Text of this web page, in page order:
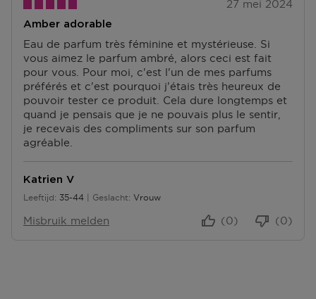
27 mei 2024
Amber adorable
Eau de parfum très féminine et mystérieuse. Si
vous aimez le parfum ambré, alors ceci est fait
pour vous. Pour moi, c'est l'un de mes parfums
préférés et c'est pourquoi j'étais très heureux de
pouvoir tester ce produit. Cela dure longtemps et
quand je pensais que je ne pouvais plus le sentir,
je recevais des compliments sur son parfum
agréable.
Katrien V
Leeftijd
35 tot 4435-44 Geslacht Vrouw
Misbruik melden (0)
(0)